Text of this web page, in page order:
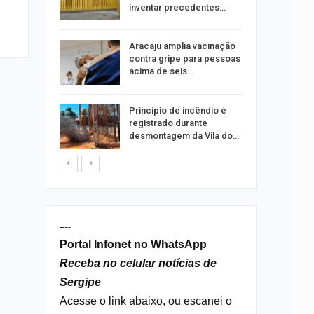
inventar precedentes…
Aracaju amplia vacinação
contra gripe para pessoas
acima de seis…
Princípio de incêndio é
registrado durante
desmontagem da Vila do…
----
Portal Infonet no WhatsApp
Receba no celular notícias de
Sergipe
Acesse o link abaixo, ou escanei o